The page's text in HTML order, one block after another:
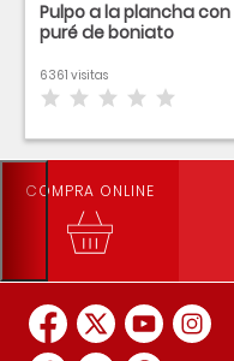
Pulpo a la plancha con
puré de boniato
6361 visitas
COMPRA ONLINE